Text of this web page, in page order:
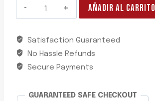
CINTA
AISLADORA
10Y
PVC
VINI
cantidad
AÑADIR AL CARRITO
Satisfaction Guaranteed
No Hassle Refunds
Secure Payments
GUARANTEED SAFE CHECKOUT